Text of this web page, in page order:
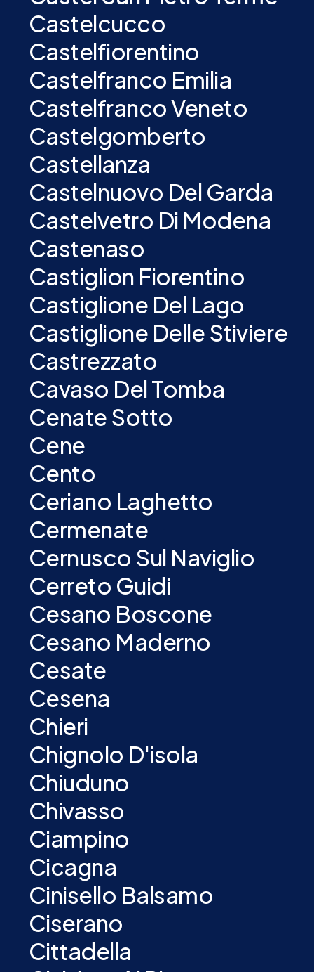
Castelcucco
Castelfiorentino
Castelfranco Emilia
Castelfranco Veneto
Castelgomberto
Castellanza
Castelnuovo Del Garda
Castelvetro Di Modena
Castenaso
Castiglion Fiorentino
Castiglione Del Lago
Castiglione Delle Stiviere
Castrezzato
Cavaso Del Tomba
Cenate Sotto
Cene
Cento
Ceriano Laghetto
Cermenate
Cernusco Sul Naviglio
Cerreto Guidi
Cesano Boscone
Cesano Maderno
Cesate
Cesena
Chieri
Chignolo D'isola
Chiuduno
Chivasso
Ciampino
Cicagna
Cinisello Balsamo
Ciserano
Cittadella